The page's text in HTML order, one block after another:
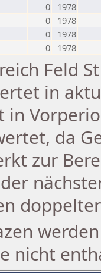
0
1978
0
1978
0
1978
0 1978
Feld
in
in
da
zur
nicht